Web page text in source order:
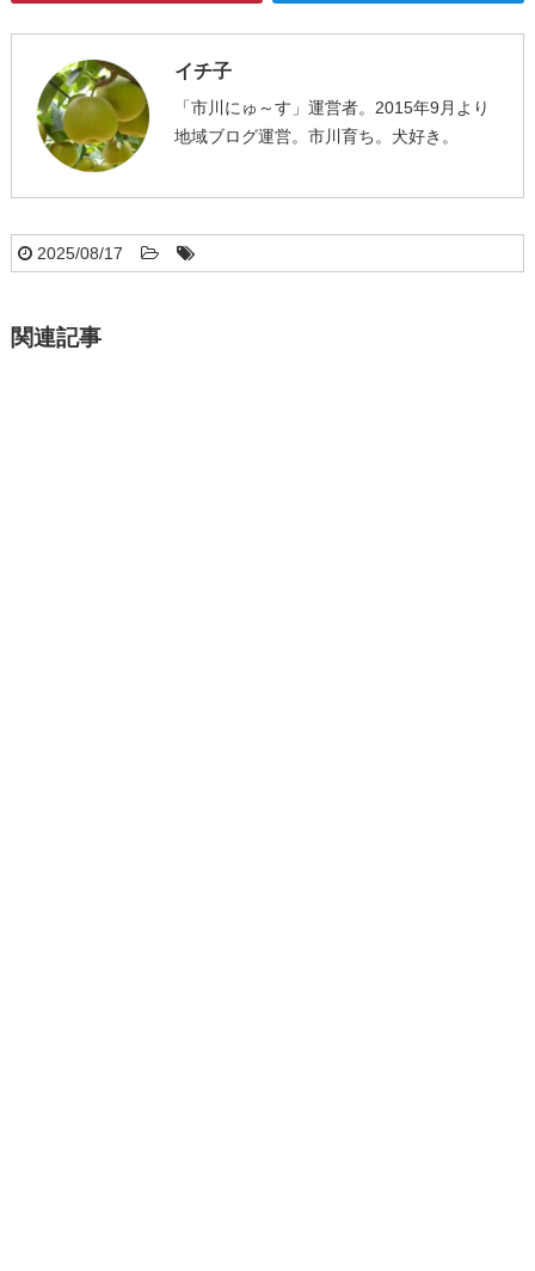
イチ子
「市川にゅ～す」運営者。2015年9月より
地域ブログ運営。市川育ち。犬好き。
2025/08/17
関連記事